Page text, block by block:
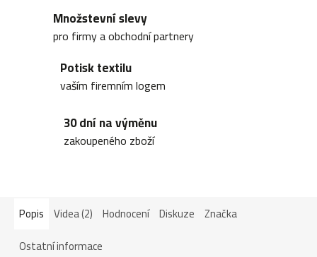
Množstevní slevy
pro firmy a obchodní partnery
Potisk textilu
vaším firemním logem
30 dní na výměnu
zakoupeného zboží
Popis Videa (2) Hodnocení Diskuze Značka
Ostatní informace